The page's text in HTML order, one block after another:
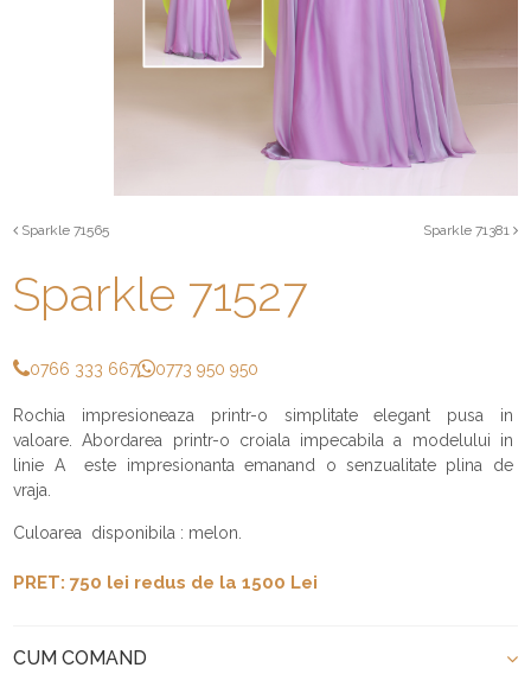
Sparkle 71565 Sparkle 71381
Sparkle 71527
0766 333 667 0773 950 950
Rochia impresioneaza printr-o simplitate elegant pusa in
valoare. Abordarea printr-o croiala impecabila a modelului in
linie A este impresionanta emanand o senzualitate plina de
vraja.
Culoarea disponibila : melon.
PRET: 750 lei redus de la 1500 Lei
CUM COMAND